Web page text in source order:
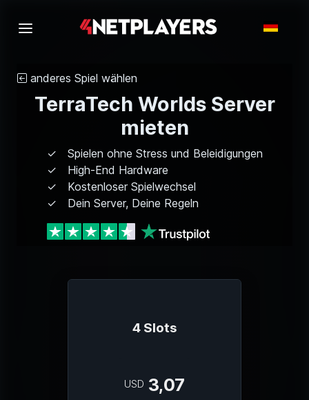
anderes Spiel wählen
TerraTech Worlds Server
mieten
Spielen ohne Stress und Beleidigungen
High-End Hardware
Kostenloser Spielwechsel
Dein Server, Deine Regeln
4 Slots
USD 3,07